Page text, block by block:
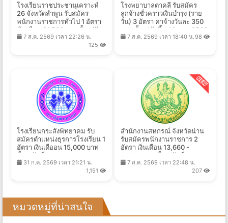
โรงเรียนราชประชานุเคราะห์
26 จังหวัดลำพูน รับสมัคร
พนักงานราชการทั่วไป 1 อัตรา
เงินเดือน 21,780 บาท ตั้งแต่วัน
ที่ 14-20 ส.ค. 2569
7 ส.ค. 2569 เวลา 22:26 น.
125
โรงพยาบาลตาคลี รับสมัคร
ลูกจ้างชั่วคราวเงินบํารุง (ราย
วัน) 3 อัตรา ค่าจ้างวันละ 350
บาท ตั้งแต่บัดนี้ - 13 ส.ค. 2569
7 ส.ค. 2569 เวลา 18:40 น.98
โรงเรียนกระสังพิทยาคม รับ
สมัครตำแหน่งธุรการโรงเรียน 1
อัตรา เงินเดืออน 15,000 บาท
ตั้งแต่วันที่ 3-9 ส.ค. 2569
31 ก.ค. 2569 เวลา 21:21 น.
1,151
สำนักงานสหกรณ์ จังหวัดน่าน
รับสมัครพนักงานราชการ 2
อัตรา เงินเดือน 13,660 -
21,780 บาท ตั้งแต่วันที่ 17-21
ส.ค. 2569
7 ส.ค. 2569 เวลา 22:48 น.
207
หมวดหมู่ที่น่าสนใจ